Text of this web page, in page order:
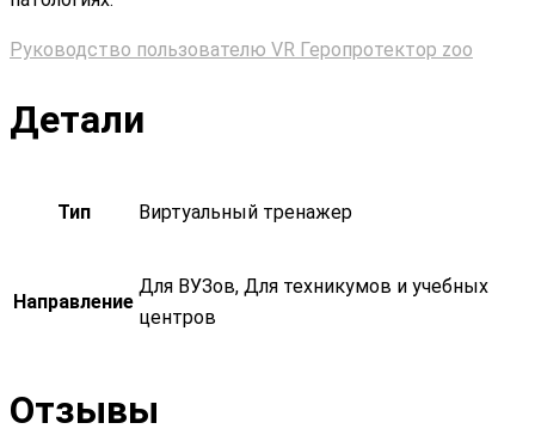
Руководство пользователю VR Геропротектор zoo
Детали
Тип Виртуальный тренажер
Направление
Для ВУЗов, Для техникумов и учебных
центров
Отзывы